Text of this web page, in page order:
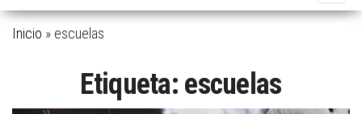
Inicio » escuelas
Etiqueta: escuelas